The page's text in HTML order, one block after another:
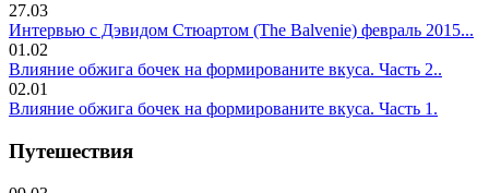
27.03
Интервью с Дэвидом Стюартом (The Balvenie) февраль 2015...
01.02
Влияние обжига бочек на формированите вкуса. Часть 2..
02.01
Влияние обжига бочек на формированите вкуса. Часть 1.
Путешествия